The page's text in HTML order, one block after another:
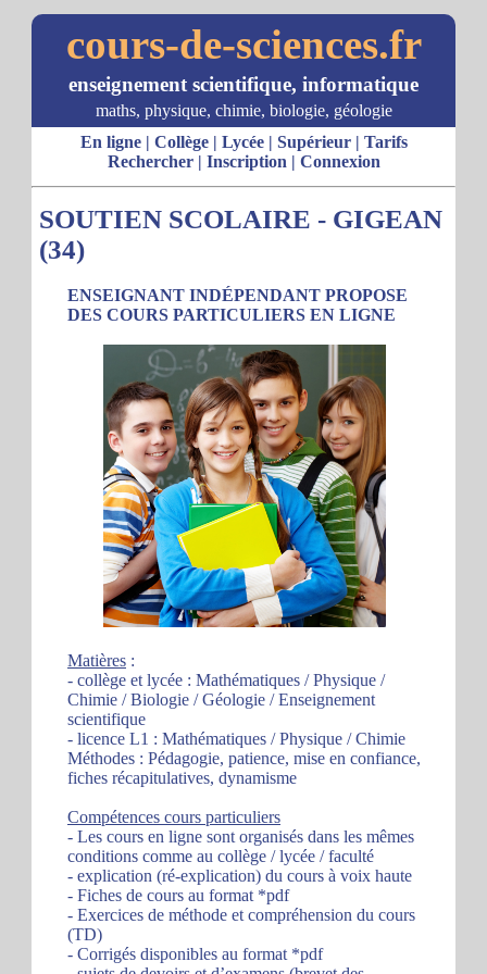
cours-de-sciences.fr
enseignement scientifique, informatique
maths, physique, chimie, biologie, géologie
En ligne| Collège| Lycée| Supérieur| Tarifs
Rechercher| Inscription | Connexion
SOUTIEN SCOLAIRE - GIGEAN
(34)
ENSEIGNANT INDÉPENDANT PROPOSE
DES COURS PARTICULIERS EN LIGNE
Matières :
- collège et lycée : Mathématiques / Physique /
Chimie / Biologie / Géologie / Enseignement
scientifique
- licence L1 : Mathématiques / Physique / Chimie
Méthodes : Pédagogie, patience, mise en confiance,
fiches récapitulatives, dynamisme
Compétences cours particuliers
- Les cours en ligne sont organisés dans les mêmes
conditions comme au collège / lycée / faculté
- explication (ré-explication) du cours à voix haute
- Fiches de cours au format *pdf
- Exercices de méthode et compréhension du cours
(TD)
- Corrigés disponibles au format *pdf